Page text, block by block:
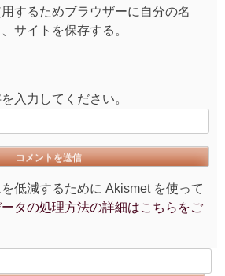
するためブラウザーに自分の名
サイトを保存する。
入力してください。
低減するために Akismet を使って
タの処理方法の詳細はこちらをご